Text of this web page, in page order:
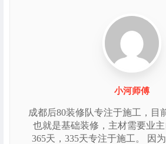
小河师傅
成都后80装修队专注于施工，目
也就是基础装修，主材需要业
365天，335天专注于施工。 因